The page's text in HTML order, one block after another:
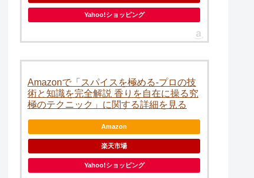
Yahoo!ショッピング
Amazonで「スパイスを極める-プロの技
術と知識を完全解説 香りを自在に操る究
極のテクニック」に関する詳細を見る
Amazon
楽天市場
Yahoo!ショッピング